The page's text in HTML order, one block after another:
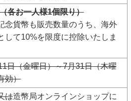
各お一人様1個限り）
念貨幣も販売数量のうち、海外
して10%を限度に控除いたしま
日（金曜日）～7月31日（木曜
効）
は造幣局オンラインショップに